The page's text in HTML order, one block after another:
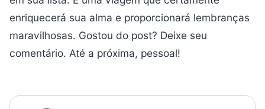
enriquecerá sua alma e proporcionará lembranças
maravilhosas. Gostou do post? Deixe seu
comentário. Até a próxima, pessoal!